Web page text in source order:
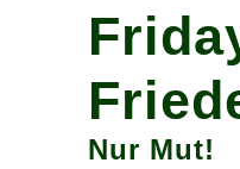
Nur Mut!